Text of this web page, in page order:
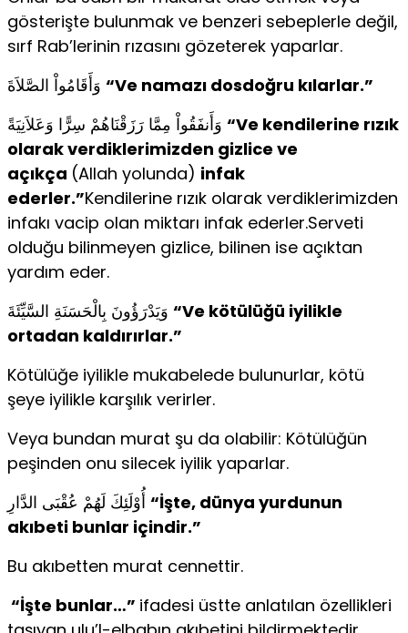
gösterişte bulunmak ve benzeri sebeplerle değil,
sırf Rab’lerinin rızasını gözeterek yaparlar.
“Ve namazı dosdoğru kılarlar.”
“Ve kendilerine rızık
olarak verdiklerimizden gizlice ve
açıkça (Allah yolunda) infak
ederler.”Kendilerine rızık olarak verdiklerimizden
infakı vacip olan miktarı infak ederler.Serveti
olduğu bilinmeyen gizlice, bilinen ise açıktan
yardım eder.
“Ve kötülüğü iyilikle
ortadan kaldırırlar.”
Kötülüğe iyilikle mukabelede bulunurlar, kötü
şeye iyilikle karşılık verirler.
Veya bundan murat şu da olabilir: Kötülüğün
peşinden onu silecek iyilik yaparlar.
“İşte, dünya yurdunun
akıbeti bunlar içindir.”
Bu akıbetten murat cennettir.
“İşte bunlar…” ifadesi üstte anlatılan özellikleri